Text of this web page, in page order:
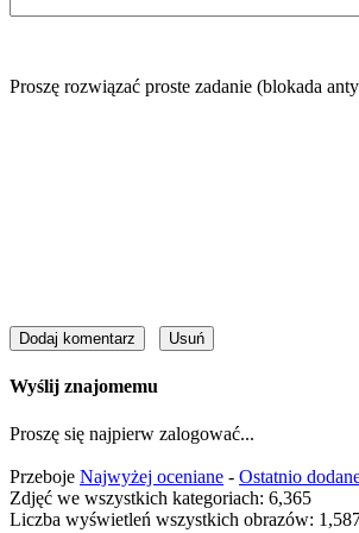
Proszę rozwiązać proste zadanie (blokada
Wyślij znajomemu
Proszę się najpierw zalogować...
Przeboje Najwyżej oceniane - Ostatnio
Zdjęć we wszystkich kategoriach: 6,365
Liczba wyświetleń wszystkich obrazów: